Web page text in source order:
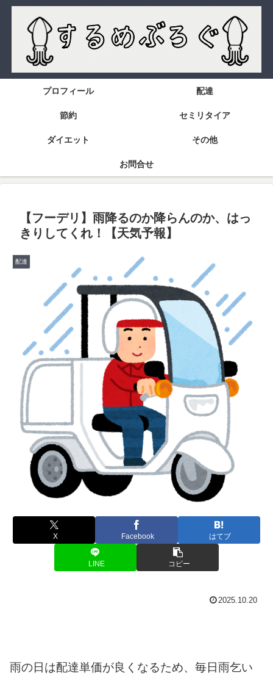
プロフィール 配達
節約 セミリタイア
ダイエット その他
お問合せ
【フーデリ】雨降るのか降らんのか、はっ
きりしてくれ！【天気予報】
配達
X Facebook はてブ
LINE コピー
2025.10.20
雨の日は配達単価が良くなるため、毎日雨乞い